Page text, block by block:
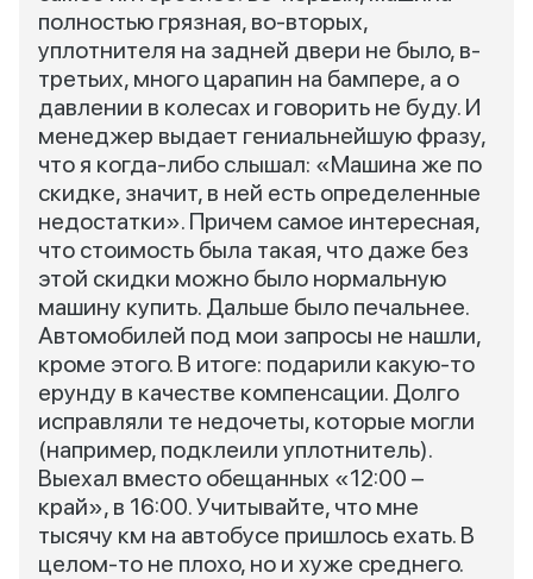
полностью грязная, во-вторых,
уплотнителя на задней двери не было, в-
третьих, много царапин на бампере, а о
давлении в колесах и говорить не буду. И
менеджер выдает гениальнейшую фразу,
что я когда-либо слышал: «Машина же по
скидке, значит, в ней есть определенные
недостатки». Причем самое интересная,
что стоимость была такая, что даже без
этой скидки можно было нормальную
машину купить. Дальше было печальнее.
Автомобилей под мои запросы не нашли,
кроме этого. В итоге: подарили какую-то
ерунду в качестве компенсации. Долго
исправляли те недочеты, которые могли
(например, подклеили уплотнитель).
Выехал вместо обещанных «12:00 –
край», в 16:00. Учитывайте, что мне
тысячу км на автобусе пришлось ехать. В
целом-то не плохо, но и хуже среднего.